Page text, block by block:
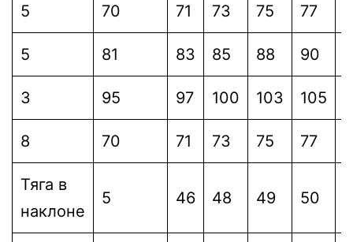
5 70 71 73 75 77
5 81 83 85 88 90
3 95 97 100 103 105
8 70 71 73 75 77
Тяга в
наклоне
5 46 48 49 50